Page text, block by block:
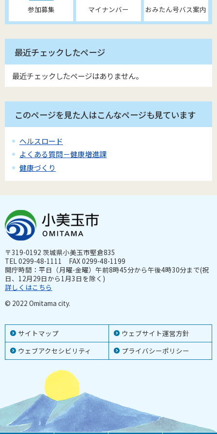
参加募集 マイナンバー おみたん号バス案内
最近チェックしたページ
最近チェックしたページはありません。
このページを見た人はこんなページも見ています
ヘルスロード
よくある質問－健康増進課
健康づくり
サイトマップ
ウェブサイト運営方針
ウェブアクセシビリティ
プライバシーポリシー
〒319-0192 茨城県小美玉市堅倉835
TEL 0299-48-1111 FAX 0299-48-1199
開庁時間：平日（月曜-金曜）午前8時45分から午後4時30分まで(祝
日、12月29日から1月3日を除く)
詳しくはこちら
© 2022 Omitama city.